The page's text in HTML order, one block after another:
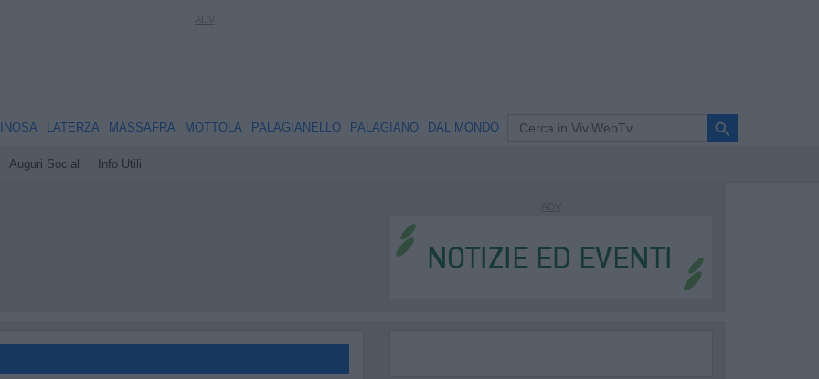
Auguri Social Info Utili
LATERZA MASSAFRA MOTTOLA PALAGIANELLO PALAGIANO DAL MONDO search